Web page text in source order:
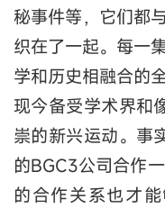
秘事件等，它们都
织在了一起。每一
学和历史相融合的
现今备受学术界和
崇的新兴运动。事
的BGC3公司合作
的合作关系也才